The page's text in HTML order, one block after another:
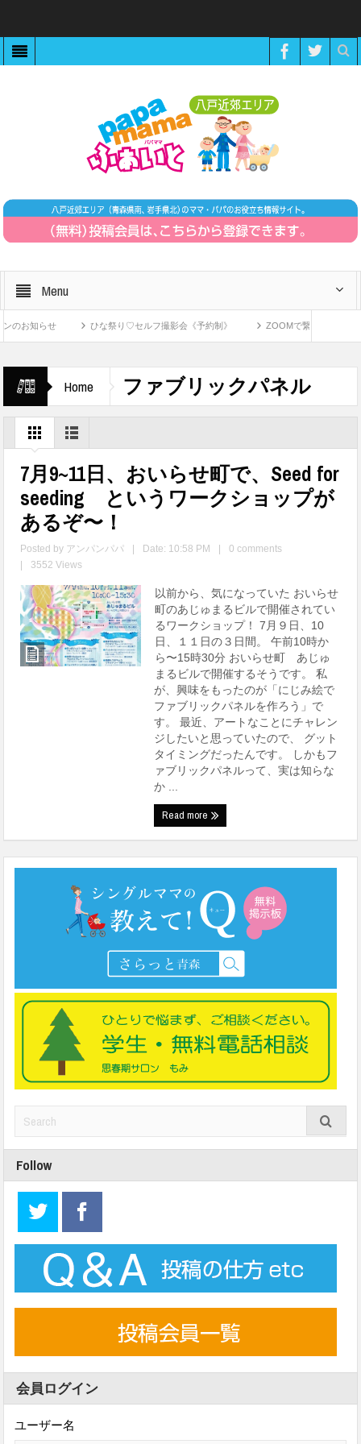
Menu
お知らせ ひな祭り♡セルフ撮影会《予約制》 ZOOMで繋がる！〜11月
Home ファブリックパネル
7月9~11日、おいらせ町で、Seed for
seeding というワークショップが
あるぞ〜！
Posted by アンパンパパ Date: 10:58 PM
0 comments
3552 Views
以前から、気になっていた おいらせ
町のあじゅまるビルで開催されてい
るワークショップ！ 7月９日、10
日、１１日の３日間。 午前10時か
ら〜15時30分 おいらせ町 あじゅ
まるビルで開催するそうです。 私
が、興味をもったのが「にじみ絵で
ファブリックパネルを作ろう」で
す。 最近、アートなことにチャレン
ジしたいと思っていたので、 グット
タイミングだったんです。 しかもフ
ァブリックパネルって、実は知らな
か ...
Read more
Follow
会員ログイン
ユーザー名